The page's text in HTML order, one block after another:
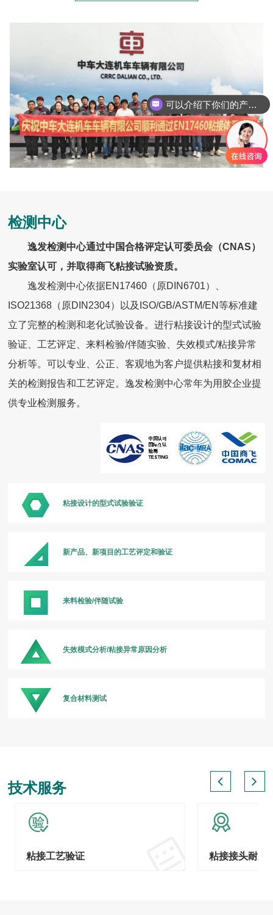
检测中心
逸发检测中心通过中国合格评定认可委员会（CNAS）
实验室认可，并取得商飞粘接试验资质。
逸发检测中心依据EN17460（原DIN6701）、
ISO21368（原DIN2304）以及 ISO/GB/ASTM/EN等标准建
立了完整的检测和老化试验设备。进行粘接设计的型式试验
验证、工艺评定、来料检验/伴随实验、失效模式/粘接异常
分析等。可以专业、公正、客观地为客户提供粘接和复材相
关的检测报告和工艺评定。逸发检测中心常年为用胶企业提
供专业检测服务。
粘接设计的型式试验验证
新产品、新项目的工艺评定和验证
来料检验/伴随试验
失效模式分析/粘接异常原因分析
复合材料测试
技术服务
粘接工艺验证 粘接接头耐久
可以介绍下你们的产品么？